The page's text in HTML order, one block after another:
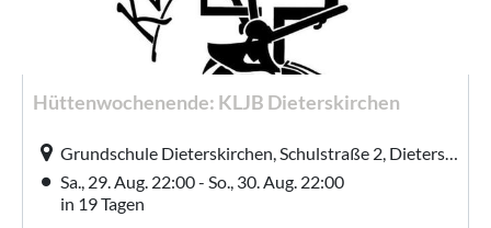
Hüttenwochenende: KLJB Dieterskirchen
Grundschule Dieterskirchen, Schulstraße 2, Dieterskirchen
Sa., 29. Aug. 22:00 - So., 30. Aug. 22:00
in 19 Tagen